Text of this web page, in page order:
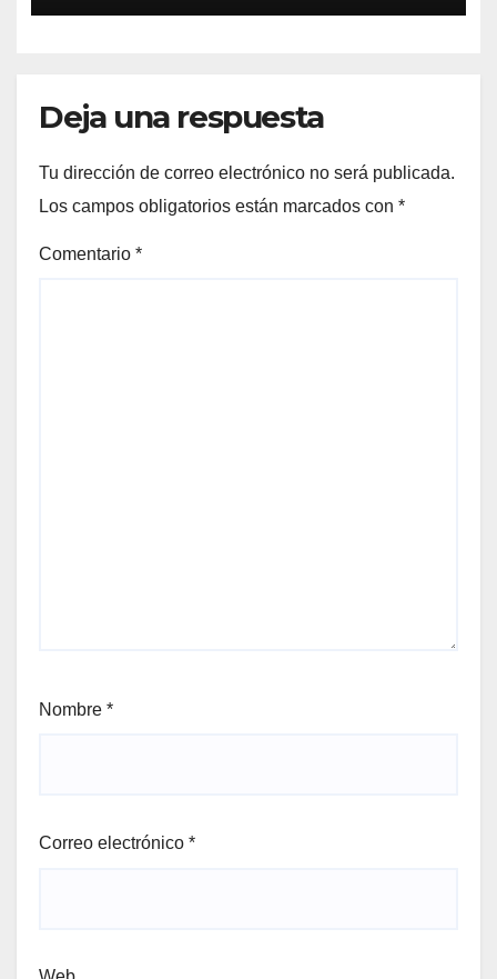
Deja una respuesta
Tu dirección de correo electrónico no será publicada.
Los campos obligatorios están marcados con *
Comentario *
Nombre *
Correo electrónico *